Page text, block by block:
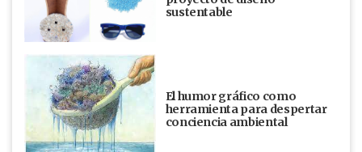
sustentable
El humor gráfico como
herramienta para despertar
conciencia ambiental